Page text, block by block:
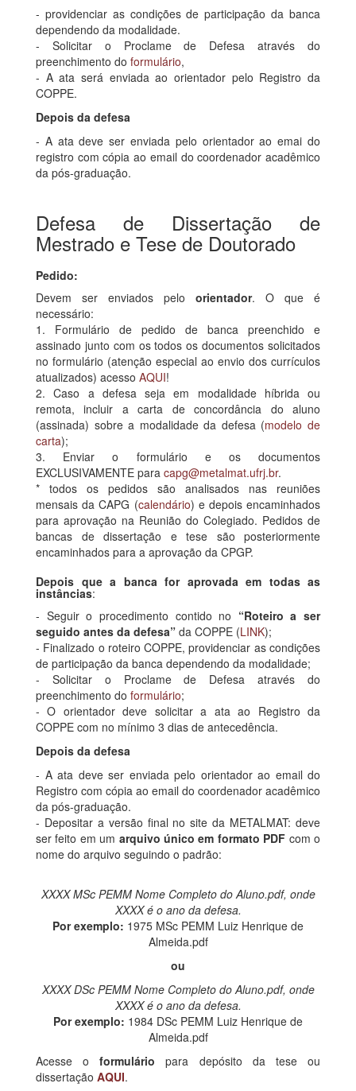
- providenciar as condições de participação da banca
dependendo da modalidade.
- Solicitar o Proclame de Defesa através do
preenchimento do formulário,
- A ata será enviada ao orientador pelo Registro da
COPPE.
Depois da defesa
- A ata deve ser enviada pelo orientador ao emai do
registro com cópia ao email do coordenador acadêmico
da pós-graduação.
Defesa de Dissertação de
Mestrado e Tese de Doutorado
Pedido:
Devem ser enviados pelo orientador. O que é
necessário:
1. Formulário de pedido de banca preenchido e
assinado junto com os todos os documentos solicitados
no formulário (atenção especial ao envio dos currículos
atualizados) acesso AQUI!
2. Caso a defesa seja em modalidade híbrida ou
remota, incluir a carta de concordância do aluno
(assinada) sobre a modalidade da defesa (modelo de
carta);
3. Enviar o formulário e os documentos
EXCLUSIVAMENTE para capg@metalmat.ufrj.br.
* todos os pedidos são analisados nas reuniões
mensais da CAPG (calendário) e depois encaminhados
para aprovação na Reunião do Colegiado. Pedidos de
bancas de dissertação e tese são posteriormente
encaminhados para a aprovação da CPGP.
Depois que a banca for aprovada em todas as
instâncias:
- Seguir o procedimento contido no “Roteiro a ser
seguido antes da defesa” da COPPE (LINK);
- Finalizado o roteiro COPPE, providenciar as condições
de participação da banca dependendo da modalidade;
- Solicitar o Proclame de Defesa através do
preenchimento do formulário;
- O orientador deve solicitar a ata ao Registro da
COPPE com no mínimo 3 dias de antecedência.
Depois da defesa
- A ata deve ser enviada pelo orientador ao email do
Registro com cópia ao email do coordenador acadêmico
da pós-graduação.
- Depositar a versão final no site da METALMAT: deve
ser feito em um arquivo único em formato PDF com o
nome do arquivo seguindo o padrão:
XXXX MSc PEMM Nome Completo do Aluno.pdf, onde
XXXX é o ano da defesa.
Por exemplo: 1975 MSc PEMM Luiz Henrique de
Almeida.pdf
ou
XXXX DSc PEMM Nome Completo do Aluno.pdf, onde
XXXX é o ano da defesa.
Por exemplo: 1984 DSc PEMM Luiz Henrique de
Almeida.pdf
Acesse oformulário para depósito da tese ou
dissertação AQUI.